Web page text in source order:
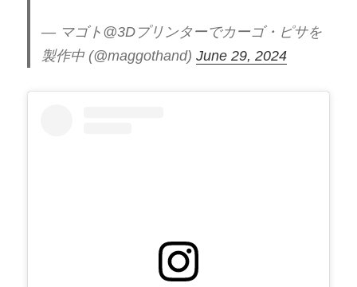
— マゴト@3Dプリンターでカーゴ・ピサを
製作中 (@maggothand)June 29, 2024